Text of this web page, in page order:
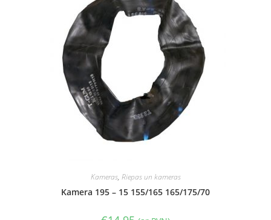
Kameras, Riepas un kameras
Kamera 195 – 15 155/165 165/175/70